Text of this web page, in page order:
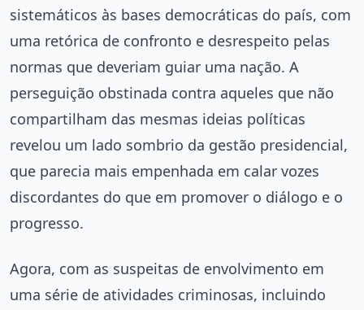
sistemáticos às bases democráticas do país, com
uma retórica de confronto e desrespeito pelas
normas que deveriam guiar uma nação. A
perseguição obstinada contra aqueles que não
compartilham das mesmas ideias políticas
revelou um lado sombrio da gestão presidencial,
que parecia mais empenhada em calar vozes
discordantes do que em promover o diálogo e o
progresso.
Agora, com as suspeitas de envolvimento em
uma série de atividades criminosas, incluindo